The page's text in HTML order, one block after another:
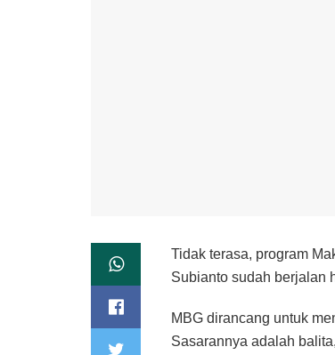
Tidak terasa, program
Subianto sudah berjalan
MBG dirancang untuk
Sasarannya adalah